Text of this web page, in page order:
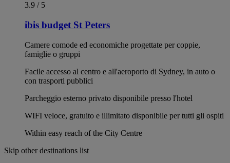
3.9 / 5
ibis budget St Peters
Camere comode ed economiche progettate per coppie,
famiglie o gruppi
Facile accesso al centro e all'aeroporto di Sydney, in auto o
con trasporti pubblici
Parcheggio esterno privato disponibile presso l'hotel
WIFI veloce, gratuito e illimitato disponibile per tutti gli ospiti
Within easy reach of the City Centre
Skip other destinations list